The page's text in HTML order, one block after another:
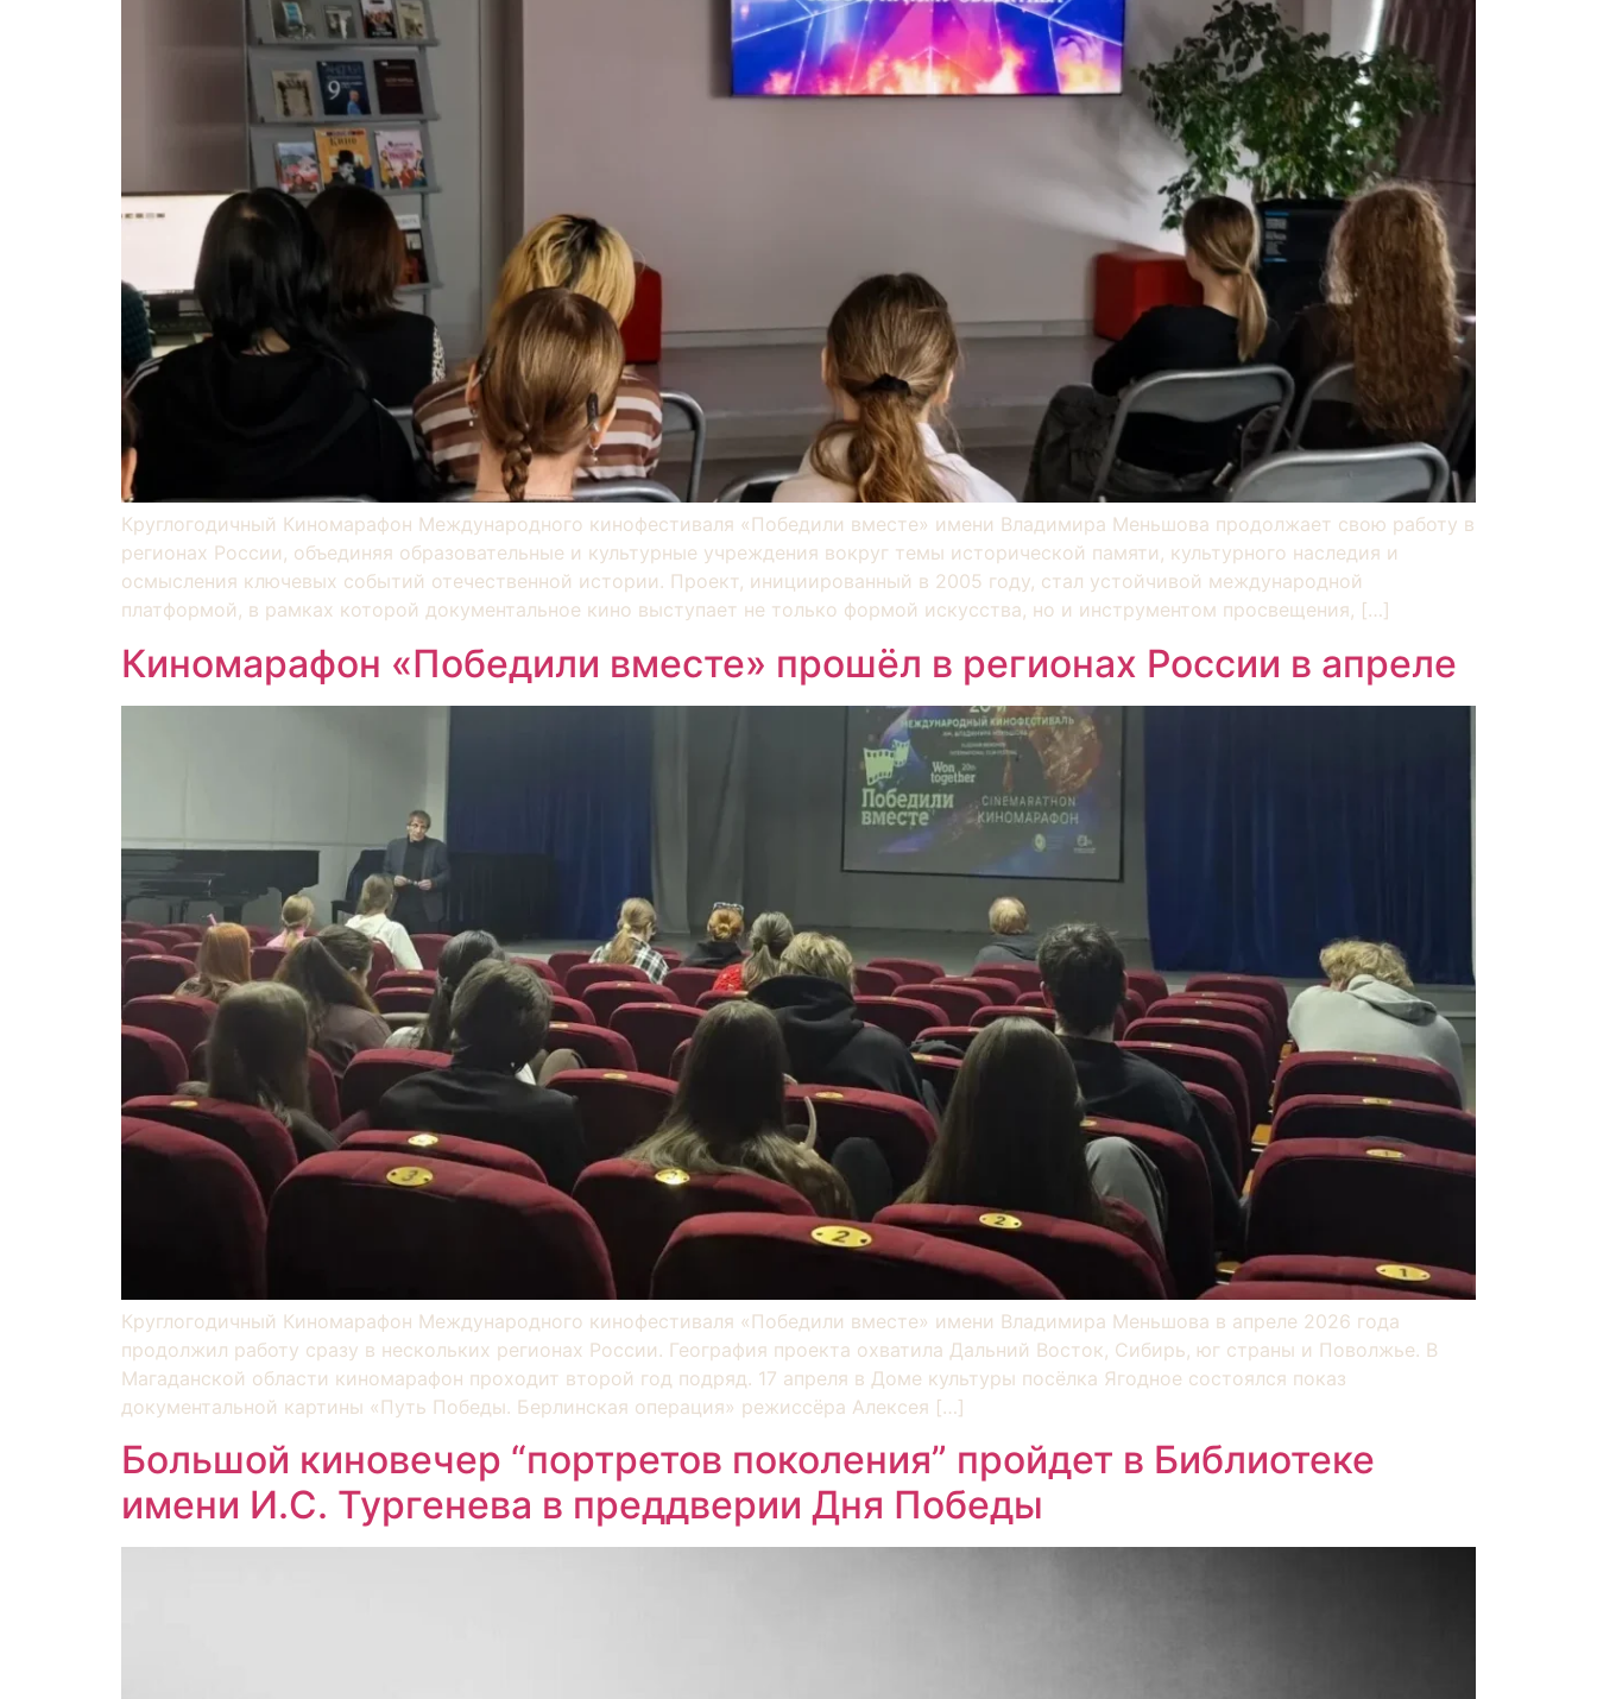
Круглогодичный Киномарафон Международного кинофестиваля «Победили вместе» имени Владимира Меньшова продолжает свою работу в
регионах России, объединяя образовательные и культурные учреждения вокруг темы исторической памяти, культурного наследия и
осмысления ключевых событий отечественной истории. Проект, инициированный в 2005 году, стал устойчивой международной
платформой, в рамках которой документальное кино выступает не только формой искусства, но и инструментом просвещения, […]
Киномарафон «Победили вместе» прошёл в регионах России в апреле
Круглогодичный Киномарафон Международного кинофестиваля «Победили вместе» имени Владимира Меньшова в апреле 2026 года
продолжил работу сразу в нескольких регионах России. География проекта охватила Дальний Восток, Сибирь, юг страны и Поволжье. В
Магаданской области киномарафон проходит второй год подряд. 17 апреля в Доме культуры посёлка Ягодное состоялся показ
документальной картины «Путь Победы. Берлинская операция» режиссёра Алексея […]
Большой киновечер “портретов поколения” пройдет в Библиотеке
имени И.С. Тургенева в преддверии Дня Победы